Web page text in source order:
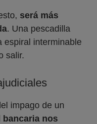
será más
. Una pescadilla
espiral interminable
salir.
impago de un
bancaria nos